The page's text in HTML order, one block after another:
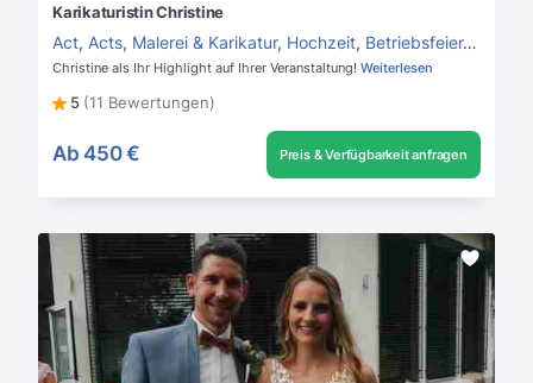
Karikaturistin Christine
Act, Acts, Malerei & Karikatur, Hochzeit, Betriebsfeier,Private
Christine als Ihr Highlight auf Ihrer Veranstaltung! Weiterlesen
5 (11 Bewertungen)
Ab 450 € Preis & Verfügbarkeit anfragen